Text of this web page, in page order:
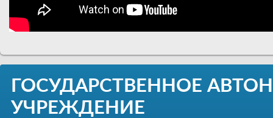
ГОСУДАРСТВЕННОЕ
УЧРЕЖДЕНИЕ